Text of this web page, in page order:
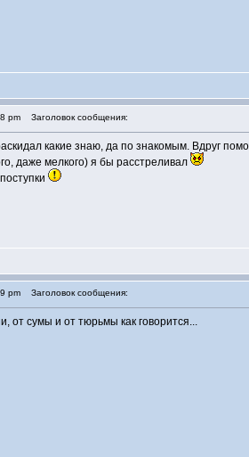
pm Заголовок сообщения:
какие знаю, да по знакомым. Вдруг
даже мелкого) я бы расстреливал
pm Заголовок сообщения:
от сумы и от тюрьмы как говорится...